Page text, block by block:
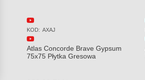
KOD: A7G5
Atlas Concorde Brave Gypsum
75x150 Płytka Gresowa